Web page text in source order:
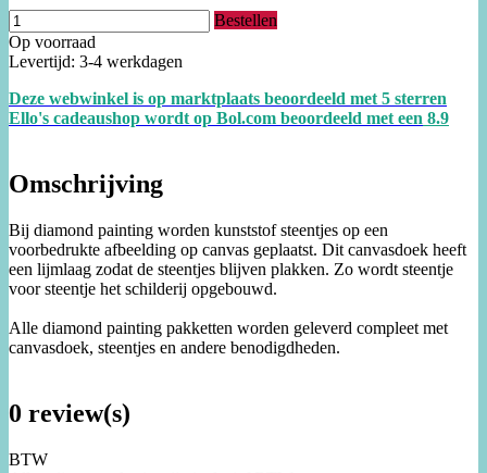
Bestellen
Op voorraad
Levertijd: 3-4 werkdagen
Deze webwinkel is op marktplaats beoordeeld met 5 sterren
Ello's cadeaushop wordt op Bol.com beoordeeld met een 8.9
Omschrijving
Bij diamond painting worden kunststof steentjes op een
voorbedrukte afbeelding op canvas geplaatst. Dit canvasdoek heeft
een lijmlaag zodat de steentjes blijven plakken. Zo wordt steentje
voor steentje het schilderij opgebouwd.
Alle diamond painting pakketten worden geleverd compleet met
canvasdoek, steentjes en andere benodigdheden.
0 review(s)
BTW